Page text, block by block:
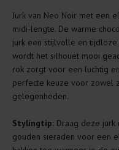
Je wilt natuurlijk lang
Daarom geven wij een
Lees altijd eerst even
Was kleding
buitenkant.
genoeg.
Was zo koud mogelijk.
Jurk van Neo Noir met een
midi-lengte. De warme
jurk een stijlvolle en tijdloze
wordt het silhouet mooi
rok zorgt voor een luchtig
perfecte keuze voor zowel
gelegenheden.
Stylingtip: Draag deze jurk
gouden sieraden voor een